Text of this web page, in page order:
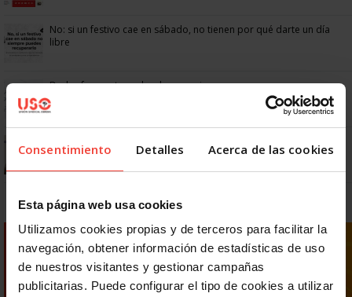
Consentimiento Detalles Acerca de las cookies
Esta página web usa cookies
Utilizamos cookies propias y de terceros para facilitar la
navegación, obtener información de estadísticas de uso
de nuestros visitantes y gestionar campañas
publicitarias. Puede configurar el tipo de cookies a utilizar
No: si un festivo cae en sábado, no tienen por qué darte un día
libre
Dudas frecuentes sobre las vacaciones